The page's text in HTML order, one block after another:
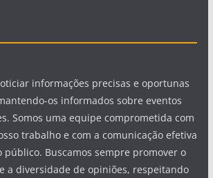
informações precisas e oportunas
os informados sobre eventos
Somos uma equipe comprometida com
trabalho e com a comunicação efetiva
público. Buscamos sempre promover o
a diversidade de opiniões, respeitando